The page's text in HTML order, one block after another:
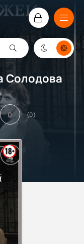
Солодова
0 (0)